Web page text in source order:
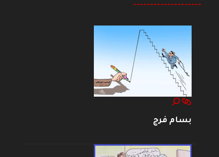
--------------------
بسام فرج